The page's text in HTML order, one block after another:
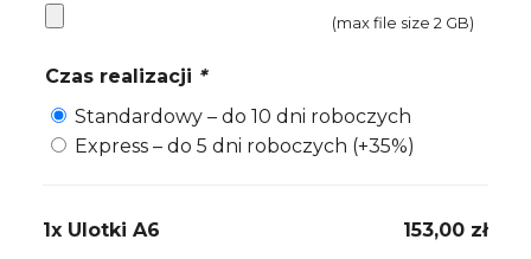
(max file size 2 GB)
Czas realizacji *
Standardowy – do 10 dni roboczych
Express – do 5 dni roboczych (+35%)
1x Ulotki A6
153,00 zł